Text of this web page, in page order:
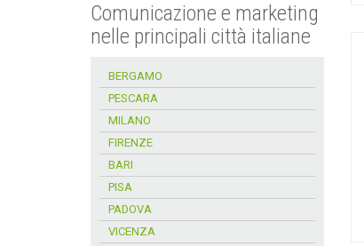
Comunicazione e marketing
nelle principali città italiane
BERGAMO
PESCARA
MILANO
FIRENZE
BARI
PISA
PADOVA
VICENZA